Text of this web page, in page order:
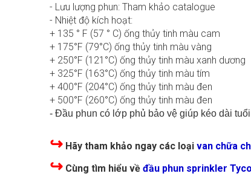
- Lưu lượng phun: Tham khảo catalogue
- Nhiệt độ kích hoạt:
+ 135 ° F (57 ° C) ống thủy tinh màu cam
+ 175°F (79°C) ống thủy tinh màu vàng
+ 250°F (121°C) ống thủy tinh màu xanh dương
+ 325°F (163°C) ống thủy tinh màu tím
+ 400°F (204°C) ống thủy tinh màu đen
+ 500°F (260°C) ống thủy tinh màu đen
- Đầu phun có lớp phủ bảo vệ giúp kéo dài
↪ Hãy tham khảo ngay các loại van chữa
↪ Cùng tìm hiểu về đầu phun sprinkler